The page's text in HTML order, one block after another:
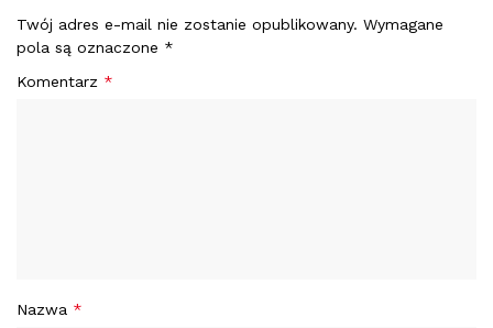
Twój adres e-mail nie zostanie opublikowany. Wymagane
pola są oznaczone *
Komentarz *
Nazwa *